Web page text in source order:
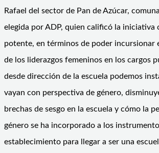
Rafael del sector de Pan de Azúcar,
elegida por ADP, quien calificó la iniciativa
potente, en términos de poder incursionar
de los liderazgos femeninos en los cargos
desde dirección de la escuela podemos
vayan con perspectiva de género,
brechas de sesgo en la escuela y cómo la
género se ha incorporado a los
establecimiento para llegar a ser una